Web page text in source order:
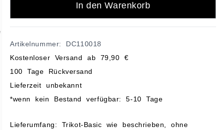
In den Warenkorb
Artikelnummer: DC110018
Kostenloser Versand ab 79,90 €
100 Tage Rückversand
Lieferzeit unbekannt
*wenn kein Bestand verfügbar: 5-10 Tage
Lieferumfang: Trikot-Basic wie beschrieben, ohne